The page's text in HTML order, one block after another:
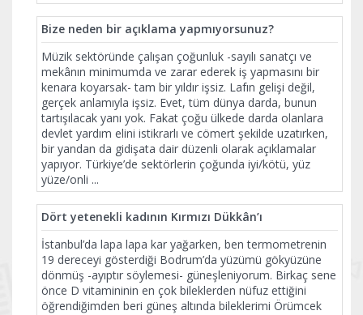
Bize neden bir açıklama yapmıyorsunuz?
Müzik sektöründe çalışan çoğunluk -sayılı sanatçı ve
mekânın minimumda ve zarar ederek iş yapmasını bir
kenara koyarsak- tam bir yıldır işsiz. Lafın gelişi değil,
gerçek anlamıyla işsiz. Evet, tüm dünya darda, bunun
tartışılacak yanı yok. Fakat çoğu ülkede darda olanlara
devlet yardım elini istikrarlı ve cömert şekilde uzatırken,
bir yandan da gidişata dair düzenli olarak açıklamalar
yapıyor. Türkiye’de sektörlerin çoğunda iyi/kötü, yüz
yüze/onli ...
Dört yetenekli kadının Kırmızı Dükkân’ı
İstanbul’da lapa lapa kar yağarken, ben termometrenin
19 dereceyi gösterdiği Bodrum’da yüzümü gökyüzüne
dönmüş -ayıptır söylemesi- güneşleniyorum. Birkaç sene
önce D vitamininin en çok bileklerden nüfuz ettiğini
öğrendiğimden beri güneş altında bileklerimi Örümcek